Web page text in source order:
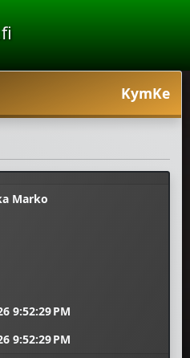
KymKe
Marko
9:52:29 PM
9:52:29 PM